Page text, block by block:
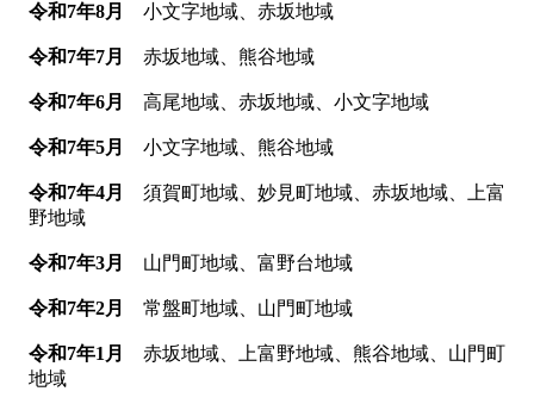
令和7年8月 小文字地域、赤坂地域
令和7年7月 赤坂地域、熊谷地域
令和7年6月 高尾地域、赤坂地域、小文字地域
令和7年5月 小文字地域、熊谷地域
令和7年4月
須賀町地域、妙見町地域、赤坂地域、上富
野地域
令和7年3月 山門町地域、富野台地域
令和7年2月 常盤町地域、山門町地域
令和7年1月
赤坂地域、上富野地域、熊谷地域、山門町
地域